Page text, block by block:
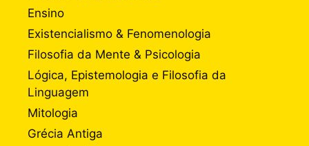
Ensino
Existencialismo & Fenomenologia
Filosofia da Mente & Psicologia
Lógica, Epistemologia e Filosofia da
Linguagem
Mitologia
Grécia Antiga